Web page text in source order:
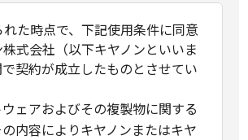
た時点で、下記使用条件に同意
式会社（以下キヤノンといいま
契約が成立したものとさせてい
ェアおよびその複製物に関する
内容によりキヤノンまたはキヤ